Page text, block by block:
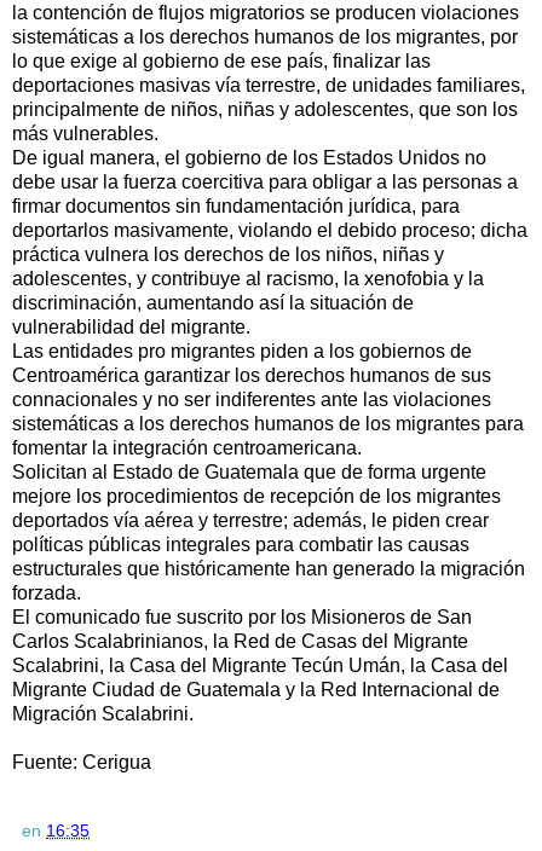
la contención de flujos migratorios se producen violaciones
sistemáticas a los derechos humanos de los migrantes, por
lo que exige al gobierno de ese país, finalizar las
deportaciones masivas vía terrestre, de unidades familiares,
principalmente de niños, niñas y adolescentes, que son los
más vulnerables.
De igual manera, el gobierno de los Estados Unidos no
debe usar la fuerza coercitiva para obligar a las personas a
firmar documentos sin fundamentación jurídica, para
deportarlos masivamente, violando el debido proceso; dicha
práctica vulnera los derechos de los niños, niñas y
adolescentes, y contribuye al racismo, la xenofobia y la
discriminación, aumentando así la situación de
vulnerabilidad del migrante.
Las entidades pro migrantes piden a los gobiernos de
Centroamérica garantizar los derechos humanos de sus
connacionales y no ser indiferentes ante las violaciones
sistemáticas a los derechos humanos de los migrantes para
fomentar la integración centroamericana.
Solicitan al Estado de Guatemala que de forma urgente
mejore los procedimientos de recepción de los migrantes
deportados vía aérea y terrestre; además, le piden crear
políticas públicas integrales para combatir las causas
estructurales que históricamente han generado la migración
forzada.
El comunicado fue suscrito por los Misioneros de San
Carlos Scalabrinianos, la Red de Casas del Migrante
Scalabrini, la Casa del Migrante Tecún Umán, la Casa del
Migrante Ciudad de Guatemala y la Red Internacional de
Migración Scalabrini.
Fuente: Cerigua
en 16:35